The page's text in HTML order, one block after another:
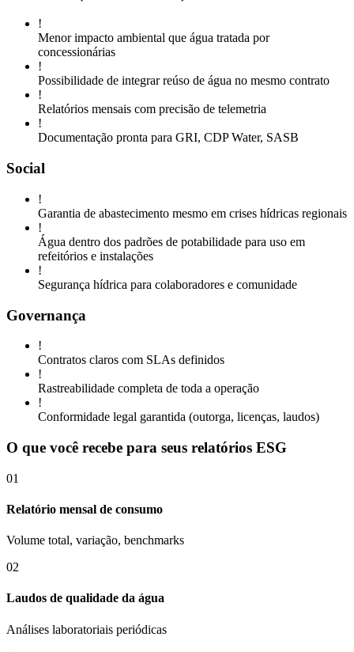
!
Menor impacto ambiental que água tratada por
concessionárias
!
Possibilidade de integrar reúso de água no mesmo contrato
!
Relatórios mensais com precisão de telemetria
!
Documentação pronta para GRI, CDP Water, SASB
Social
!
Garantia de abastecimento mesmo em crises hídricas regionais
!
Água dentro dos padrões de potabilidade para uso em
refeitórios e instalações
!
Segurança hídrica para colaboradores e comunidade
Governança
!
Contratos claros com SLAs definidos
!
Rastreabilidade completa de toda a operação
!
Conformidade legal garantida (outorga, licenças, laudos)
O que você recebe para seus relatórios ESG
01
Relatório mensal de consumo
Volume total, variação, benchmarks
02
Laudos de qualidade da água
Análises laboratoriais periódicas